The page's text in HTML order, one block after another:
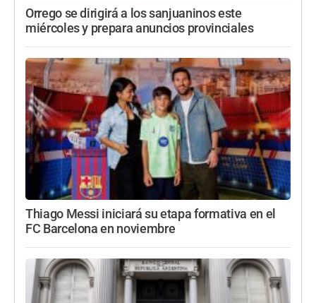
Orrego se dirigirá a los sanjuaninos este
miércoles y prepara anuncios provinciales
Thiago Messi iniciará su etapa formativa en el
FC Barcelona en noviembre